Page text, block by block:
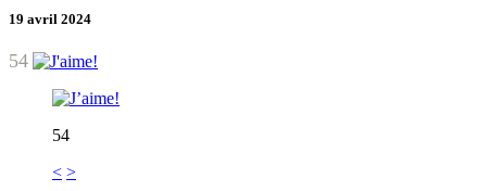
19 avril 2024
54
54
< >